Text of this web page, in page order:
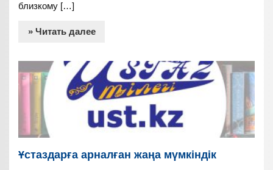
близкому […]
» Читать далее
Ұстаздарға арналған жаңа мүмкіндік